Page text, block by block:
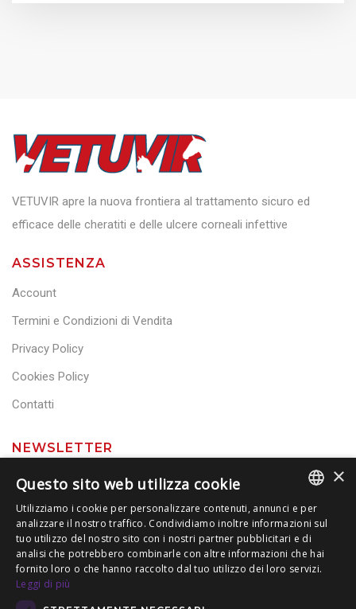
VETUVIR apre la nuova frontiera al trattamento sicuro ed
efficace delle cheratiti e delle ulcere corneali infettive
ASSISTENZA
Account
Termini e Condizioni di Vendita
Privacy Policy
Cookies Policy
Contatti
NEWSLETTER
ITALIAN
ENGLISH
×
Questo sito web utilizza cookie
Utilizziamo i cookie per personalizzare contenuti, annunci e per
analizzare il nostro traffico. Condividiamo inoltre informazioni sul
tuo utilizzo del nostro sito con i nostri partner pubblicitari e di
analisi che potrebbero combinarle con altre informazioni che hai
fornito loro o che hanno raccolto dal tuo utilizzo dei loro servizi.
Leggi di più